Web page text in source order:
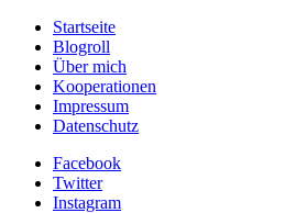
Startseite
Blogroll
Über mich
Kooperationen
Impressum
Datenschutz
Facebook
Twitter
Instagram